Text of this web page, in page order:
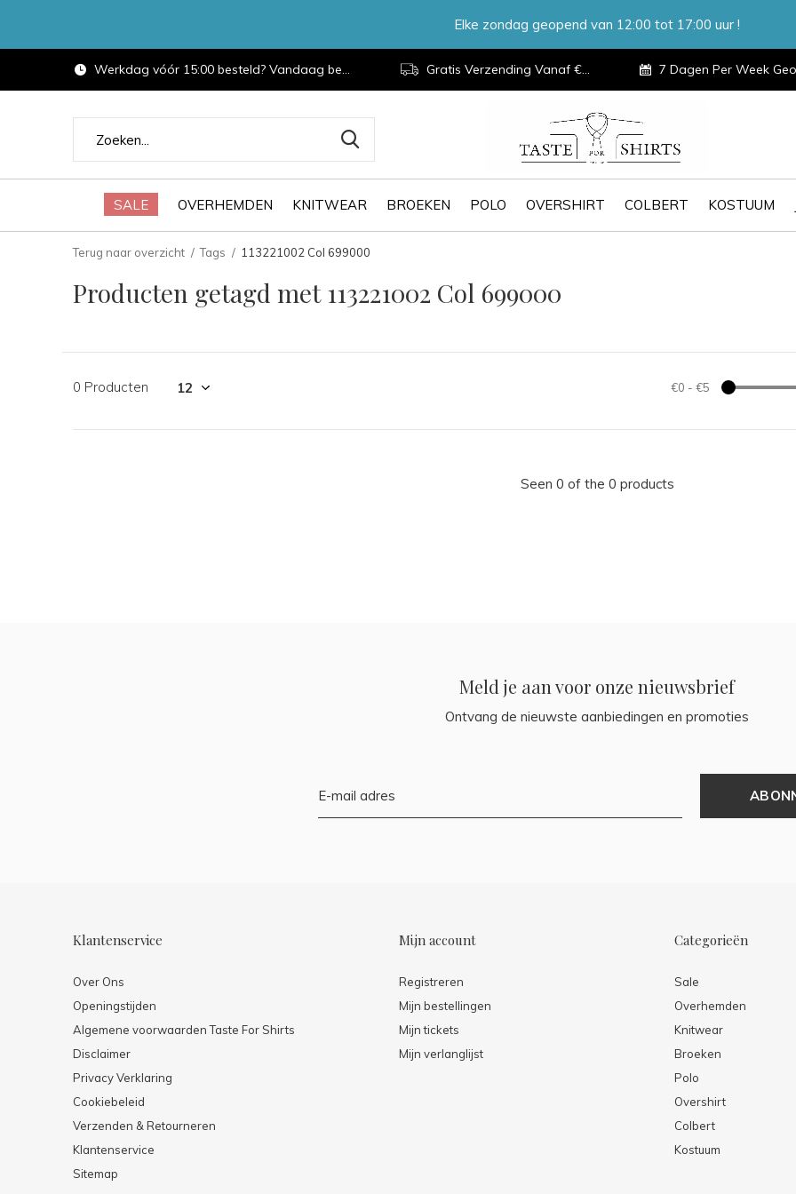
SALE OVERHEMDEN KNITWEAR BROEKEN POLO OVERSHIRT COLBERT KOSTUUM
Werkdag vóór 15:00 besteld? Vandaag bezorgd. Gratis Verzending Vanaf €100,- 7 Dagen Per Week Geopend
Elke zondag geopend van 12:00 tot 17:00 uur !
Terug naar overzicht Tags 113221002 Col 699000
Producten getagd met 113221002 Col 699000
0 Producten €0 - €5
Seen 0 of the 0 products
Meld je aan voor onze nieuwsbrief
Ontvang de nieuwste aanbiedingen en promoties
Klantenservice
Over Ons
Openingstijden
Algemene voorwaarden Taste For Shirts
Disclaimer
Privacy Verklaring
Cookiebeleid
Verzenden & Retourneren
Klantenservice
Sitemap
Mijn account
Registreren
Mijn bestellingen
Mijn tickets
Mijn verlanglijst
Categorieën
Sale
Overhemden
Knitwear
Broeken
Polo
Overshirt
Colbert
Kostuum